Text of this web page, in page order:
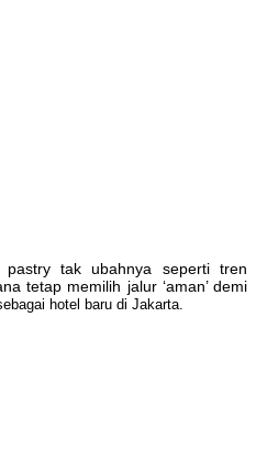
tak ubahnya seperti tren
tetap memilih jalur ‘aman’ demi
hotel baru di Jakarta.